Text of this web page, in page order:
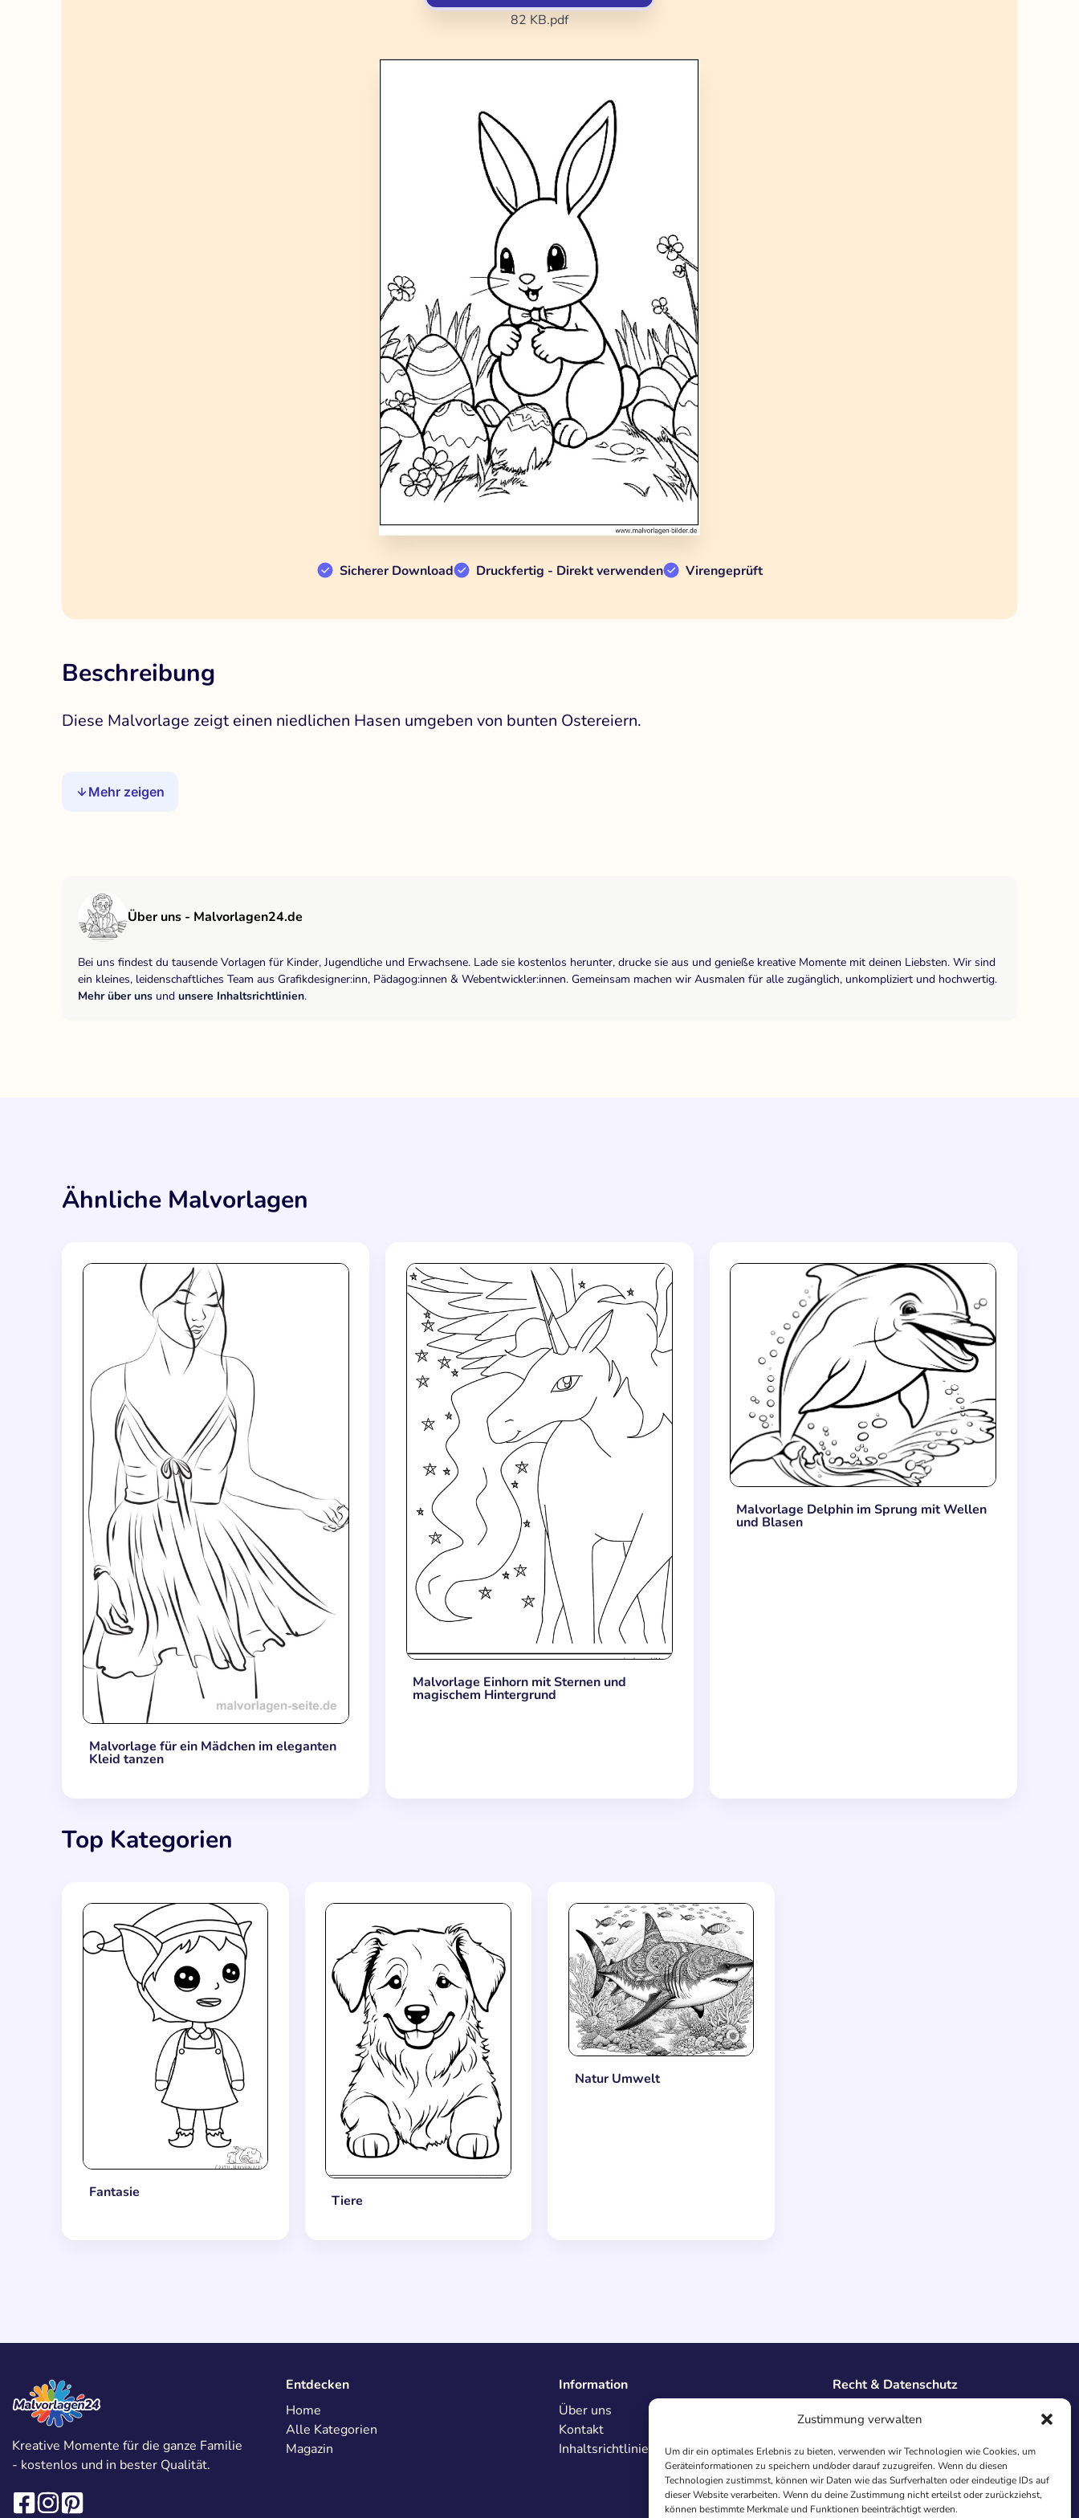
Zustimmung verwalten
Um dir ein optimales Erlebnis zu bieten, verwenden wir Technologien wie Cookies, um
Geräteinformationen zu speichern und/oder darauf zuzugreifen. Wenn du diesen
Technologien zustimmst, können wir Daten wie das Surfverhalten oder eindeutige IDs auf
dieser Website verarbeiten. Wenn du deine Zustimmung nicht erteilst oder zurückziehst,
können bestimmte Merkmale und Funktionen beeinträchtigt werden.
82 KB.pdf
Sicherer Download Druckfertig - Direkt verwenden Virengeprüft
Beschreibung
Diese Malvorlage zeigt einen niedlichen Hasen umgeben von bunten Ostereiern.
Mehr zeigen
Über uns - Malvorlagen24.de
Bei uns findest du tausende Vorlagen für Kinder, Jugendliche und Erwachsene. Lade sie kostenlos herunter, drucke sie aus und genieße kreative Momente mit deinen Liebsten. Wir sind
ein kleines, leidenschaftliches Team aus Grafikdesigner:inn, Pädagog:innen & Webentwickler:innen. Gemeinsam machen wir Ausmalen für alle zugänglich, unkompliziert und hochwertig.
Mehr über uns und unsere Inhaltsrichtlinien.
Ähnliche Malvorlagen
Malvorlage für ein Mädchen im eleganten
Kleid tanzen
Malvorlage Einhorn mit Sternen und
magischem Hintergrund
Malvorlage Delphin im Sprung mit Wellen
und Blasen
Top Kategorien
Fantasie Tiere
Natur Umwelt
Kreative Momente für die ganze Familie
- kostenlos und in bester Qualität.
Entdecken
Home
Alle Kategorien
Magazin
Information
Über uns
Kontakt
Inhaltsrichtlinien
Recht & Datenschutz
Datenschutz
AGB
Cookies